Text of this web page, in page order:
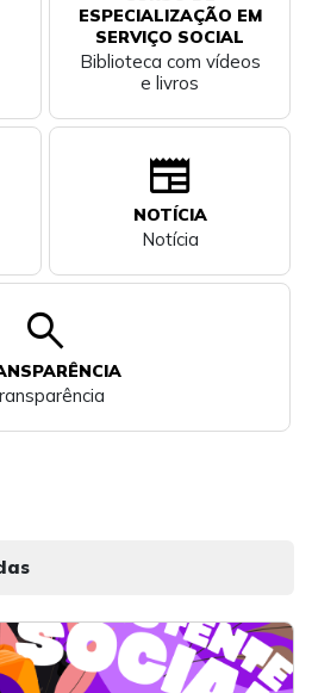
ESPECIALIZAÇÃO EM
SERVIÇO SOCIAL
Biblioteca com vídeos
e livros
newspaper
NOTÍCIA
Notícia
search